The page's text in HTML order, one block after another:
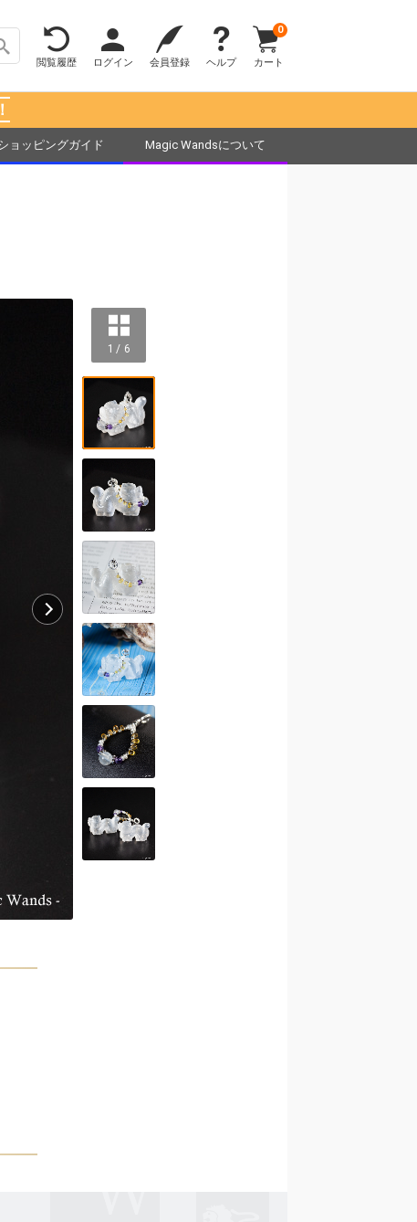
閲覧履歴 ログイン 会員登録 ヘルプ カート
0
ョッピングガイド Magic Wandsについて
1 / 6